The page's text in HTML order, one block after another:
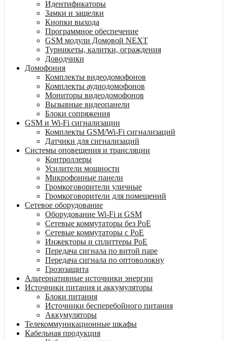
Идентификаторы
Замки и защелки
Кнопки выхода
Программное обеспечение
GSM модули Домовой NEXT
Турникеты, калитки, ограждения
Доводчики
Домофония
Комплекты видеодомофонов
Комплекты аудиодомофонов
Мониторы видеодомофонов
Вызывные видеопанели
Блоки сопряжения
GSM и Wi-Fi сигнализации
Комплекты GSM/Wi-Fi сигнализаций
Датчики для сигнализаций
Системы оповещения и трансляции
Контроллеры
Усилители мощности
Микрофонные панели
Громкоговорители уличные
Громкоговорители для помещений
Сетевое оборудование
Оборудование Wi-Fi и GSM
Сетевые коммутаторы без PoE
Сетевые коммутаторы с PoE
Инжекторы и сплиттеры PoE
Передача сигнала по витой паре
Передача сигнала по оптоволокну
Грозозащита
Альтернативные источники энергии
Источники питания и аккумуляторы
Блоки питания
Источники бесперебойного питания
Аккумуляторы
Телекоммуникационные шкафы
Кабельная продукция